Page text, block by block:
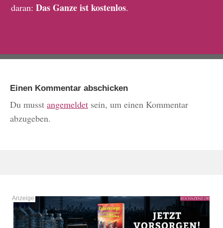
daran:Das Ganze ist kostenlos.
Einen Kommentar abschicken
Du musst angemeldet sein, um einen Kommentar
abzugeben.